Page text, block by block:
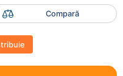
Compară